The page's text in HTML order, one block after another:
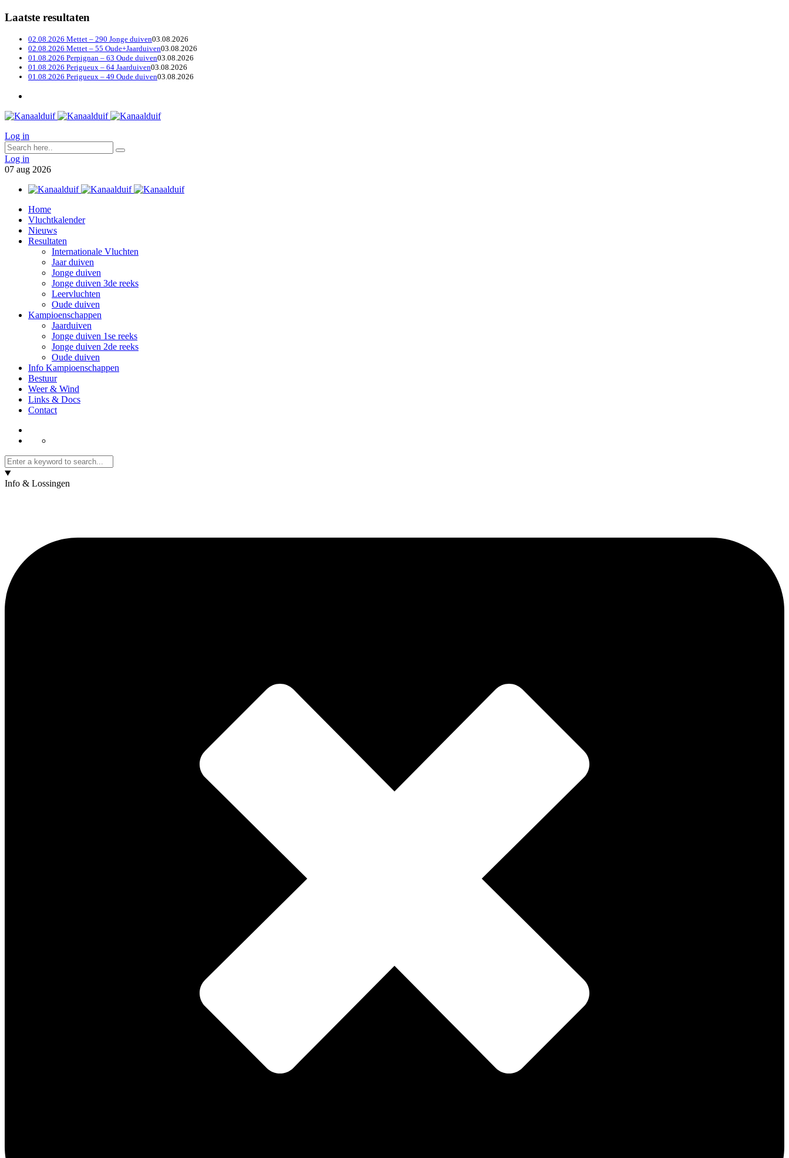
Laatste resultaten
02.08.2026 Mettet – 290 Jonge duiven03.08.2026
02.08.2026 Mettet – 55 Oude+Jaarduiven03.08.2026
01.08.2026 Perpignan – 63 Oude duiven03.08.2026
01.08.2026 Perigueux – 64 Jaarduiven03.08.2026
01.08.2026 Perigueux – 49 Oude duiven03.08.2026
Log in
Log in
07 aug 2026
Home
Vluchtkalender
Nieuws
Resultaten
Internationale Vluchten
Jaar duiven
Jonge duiven
Jonge duiven 3de reeks
Leervluchten
Oude duiven
Kampioenschappen
Jaarduiven
Jonge duiven 1se reeks
Jonge duiven 2de reeks
Oude duiven
Info Kampioenschappen
Bestuur
Weer & Wind
Links & Docs
Contact
Info & Lossingen